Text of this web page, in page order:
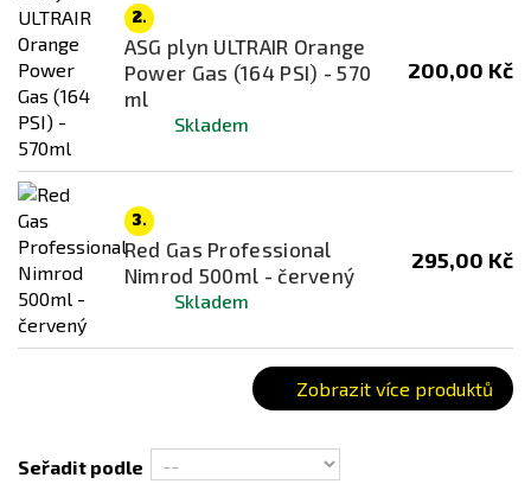
skladem
Barva
Červená
Oranžová
2.
ASG plyn ULTRAIR Orange
Power Gas (164 PSI) - 570
ml
Skladem
200,00 Kč
3.
Red Gas Professional
Nimrod 500ml - červený
Skladem
295,00 Kč
Zobrazit více produktů
Seřadit podle